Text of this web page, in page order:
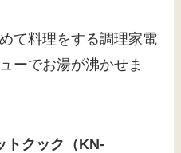
て料理をする調理家電
ーでお湯が沸かせま
トクック（KN-